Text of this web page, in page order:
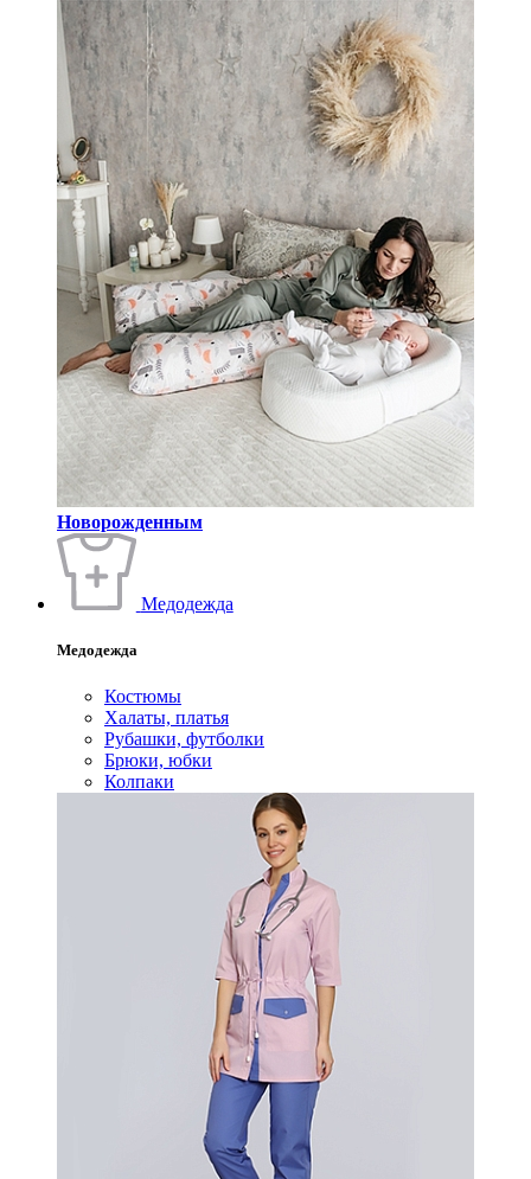
Новорожденным
Медодежда
Медодежда
Костюмы
Халаты, платья
Рубашки, футболки
Брюки, юбки
Колпаки